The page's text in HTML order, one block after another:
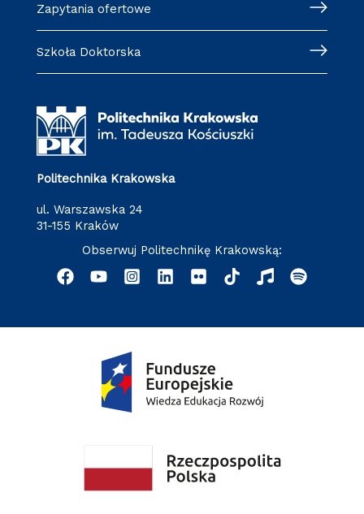
Zapytania ofertowe
Szkoła Doktorska
Politechnika Krakowska
ul. Warszawska 24
31-155 Kraków
Obserwuj Politechnikę Krakowską: